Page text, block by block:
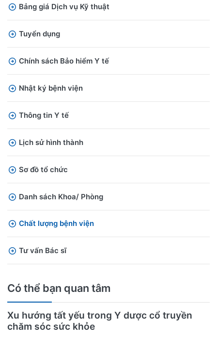
Bảng giá Dịch vụ Kỹ thuật
Tuyển dụng
Chính sách Bảo hiểm Y tế
Nhật ký bệnh viện
Thông tin Y tế
Lịch sử hình thành
Sơ đồ tổ chức
Danh sách Khoa/ Phòng
Chất lượng bệnh viện
Tư vấn Bác sĩ
Có thể bạn quan tâm
Xu hướng tất yếu trong Y dược cổ truyền
chăm sóc sức khỏe